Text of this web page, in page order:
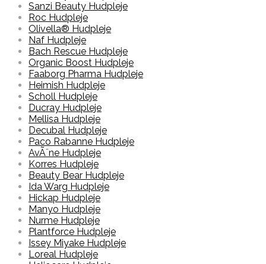
Sanzi Beauty Hudpleje
Roc Hudpleje
Olivella® Hudpleje
Naf Hudpleje
Bach Rescue Hudpleje
Organic Boost Hudpleje
Faaborg Pharma Hudpleje
Heimish Hudpleje
Scholl Hudpleje
Ducray Hudpleje
Mellisa Hudpleje
Decubal Hudpleje
Paco Rabanne Hudpleje
AvÃ¨ne Hudpleje
Korres Hudpleje
Beauty Bear Hudpleje
Ida Warg Hudpleje
Hickap Hudpleje
Manyo Hudpleje
Nurme Hudpleje
Plantforce Hudpleje
Issey Miyake Hudpleje
Loreal Hudpleje